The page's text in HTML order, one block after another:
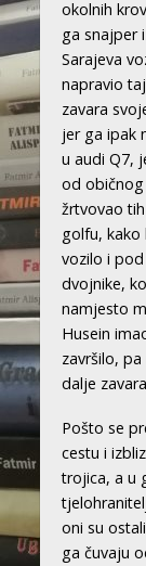
okolnih
ga snajper
Sarajeva
napravio
zavara
jer ga ipak
u audi Q7,
od običnog
žrtvovao
golfu, kako
vozilo i
dvojnike,
namjesto
Husein
završilo,
dalje
Pošto se
cestu i
trojica, a u
oni su
ga čuvaju